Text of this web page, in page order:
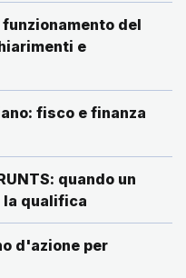
del
e
fisco e finanza
quando un
la qualifica
d'azione per